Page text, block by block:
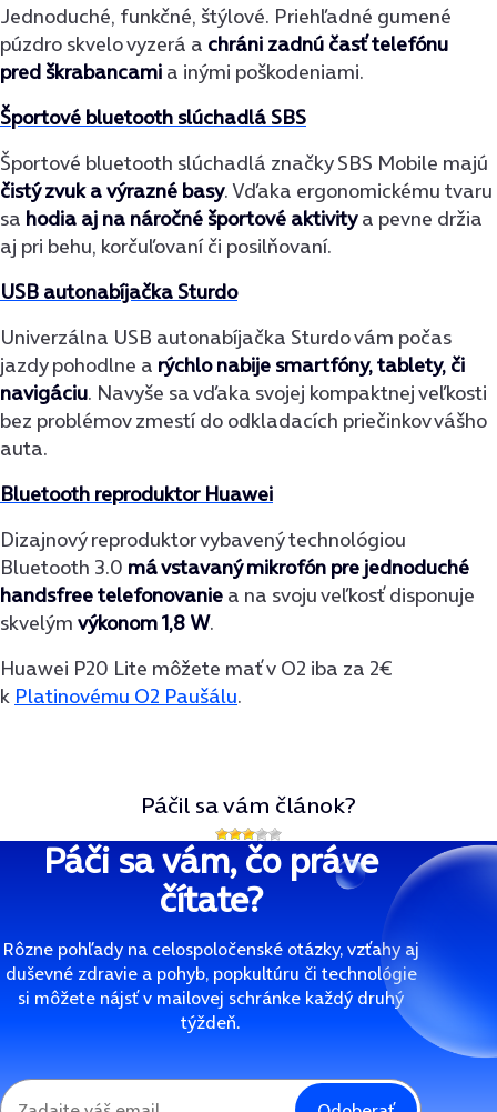
Jednoduché, funkčné, štýlové. Priehľadné gumené
púzdro skvelo vyzerá a chráni zadnú časť telefónu
pred škrabancami a inými poškodeniami.
Športové bluetooth slúchadlá SBS
Športové bluetooth slúchadlá značky SBS Mobile majú
čistý zvuk a výrazné basy. Vďaka ergonomickému tvaru
sa hodia aj na náročné športové aktivitya pevne držia
aj pri behu, korčuľovaní či posilňovaní.
USB autonabíjačka Sturdo
Univerzálna USB autonabíjačka Sturdo vám počas
jazdy pohodlne a rýchlo nabije smartfóny, tablety, či
navigáciu. Navyše sa vďaka svojej kompaktnej veľkosti
bez problémov zmestí do odkladacích priečinkov vášho
auta.
Bluetooth reproduktor Huawei
Dizajnový reproduktor vybavený technológiou
Bluetooth 3.0 má vstavaný mikrofón pre jednoduché
handsfree telefonovanie a na svoju veľkosť disponuje
skvelým výkonom 1,8 W.
Huawei P20 Lite môžete mať v O2 iba za 2€
k Platinovému O2 Paušálu.
Páčil sa vám článok?
Páči sa vám, čo práve
čítate?
Rôzne pohľady na celospoločenské otázky, vzťahy aj
duševné zdravie a pohyb, popkultúru či technológie
si môžete nájsť v mailovej schránke každý druhý
týždeň.